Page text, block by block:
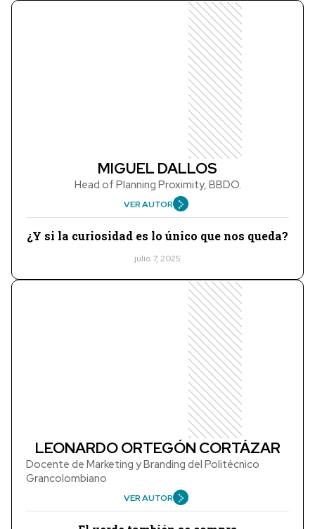
MIGUEL DALLOS
Head of Planning Proximity, BBDO.
VER AUTOR
¿Y si la curiosidad es lo único que nos queda?
julio 7, 2025
LEONARDO ORTEGÓN CORTÁZAR
Docente de Marketing y Branding del Politécnico
Grancolombiano
VER AUTOR